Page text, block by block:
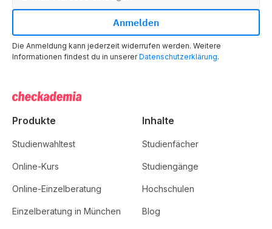
Die Anmeldung kann jederzeit widerrufen werden. Weitere
Informationen findest du in unsererDatenschutzerklärung.
Produkte
Studienwahltest
Online-Kurs
Online-Einzelberatung
Einzelberatung in München
Inhalte
Studienfächer
Studiengänge
Hochschulen
Blog